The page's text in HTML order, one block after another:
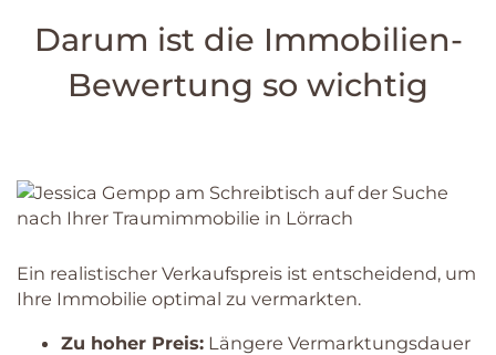
Darum ist die Immobilien-
Bewertung so wichtig
Ein realistischer Verkaufspreis ist entscheidend, um
Ihre Immobilie optimal zu vermarkten.
Zu hoher Preis: Längere Vermarktungsdauer